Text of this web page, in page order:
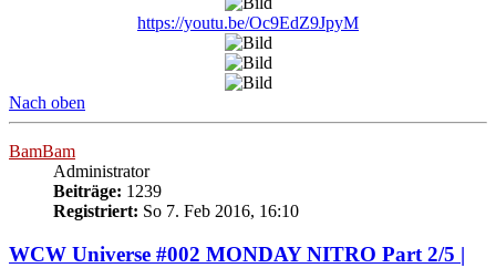
https://youtu.be/Oc9EdZ9JpyM
Nach oben
BamBam
Administrator
Beiträge: 1239
Registriert: So 7. Feb 2016, 16:10
WCW Universe #002 MONDAY NITRO Part 2/5 |